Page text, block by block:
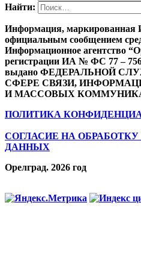
Найти:
Информация, маркированная
официальным сообщением
Информационное агентство
регистрации ИА № ФС 77 –
выдано ФЕДЕРАЛЬНОЙ
СФЕРЕ СВЯЗИ,
И МАССОВЫХ
ПОЛИТИКА
СОГЛАСИЕ НА
ДАННЫХ
Орелград. 2026 год